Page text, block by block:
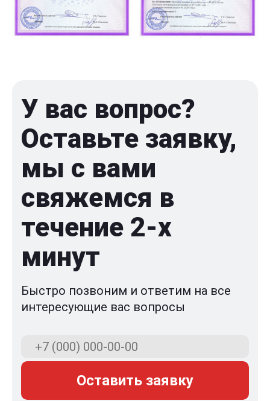
У вас вопрос?
Оставьте заявку,
мы с вами
свяжемся в
течение 2-x
минут
Быстро позвоним и ответим на все
интересующие вас вопросы
Оставить заявку